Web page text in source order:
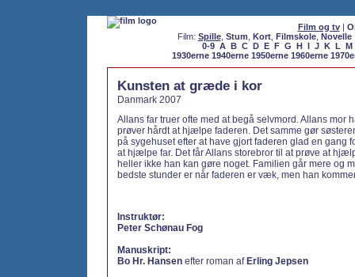
Film og tv|
Film: Spille, Stum Kort, Filmskole, Novelle
0-9 A B C D E F G H I J K L M
1930erne 1940erne 1950erne 1960erne
Kunsten at græde i kor
Danmark 2007
Allans far truer ofte med at begå selvmord. Allans mor
prøver hårdt at hjælpe faderen. Det samme gør
på sygehuset efter at have gjort faderen glad en gang
at hjælpe far. Det får Allans storebror til at prøve at
heller ikke han kan gøre noget. Familien går mere og
bedste stunder er når faderen er væk, men han
Instruktør:
Peter Schønau Fog
Manuskript:
Bo Hr. Hansen efter roman af Erling Jepsen